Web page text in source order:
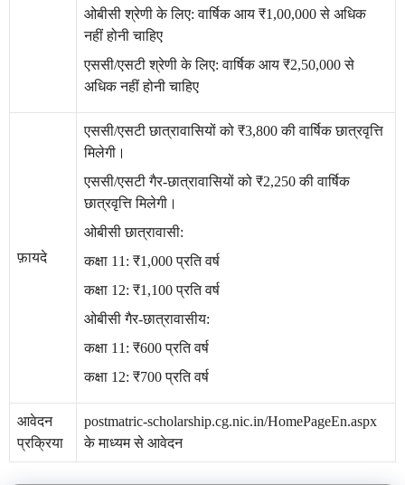
ओबीसी श्रेणी के लिए: वार्षिक आय ₹1,00,000 से अधिक
नहीं होनी चाहिए
एससी/एसटी श्रेणी के लिए: वार्षिक आय ₹2,50,000 से
अधिक नहीं होनी चाहिए
फ़ायदे
एससी/एसटी छात्रावासियों को ₹3,800 की वार्षिक छात्रवृत्ति
मिलेगी।
एससी/एसटी गैर-छात्रावासियों को ₹2,250 की वार्षिक
छात्रवृत्ति मिलेगी।
ओबीसी छात्रावासी:
कक्षा 11: ₹1,000 प्रति वर्ष
कक्षा 12: ₹1,100 प्रति वर्ष
ओबीसी गैर-छात्रावासीय:
कक्षा 11: ₹600 प्रति वर्ष
कक्षा 12: ₹700 प्रति वर्ष
आवेदन
प्रक्रिया
postmatric-scholarship.cg.nic.in/HomePageEn.aspx
के माध्यम से आवेदन